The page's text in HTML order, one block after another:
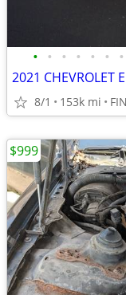
• • • • • • •
2021 CHEVROLET
8/1 153k mi
$999